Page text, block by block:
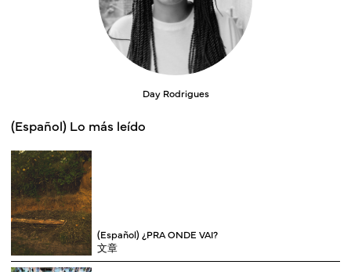
Day Rodrigues
(Español) Lo más leído
(Español) ¿PRA ONDE VAI?
文章